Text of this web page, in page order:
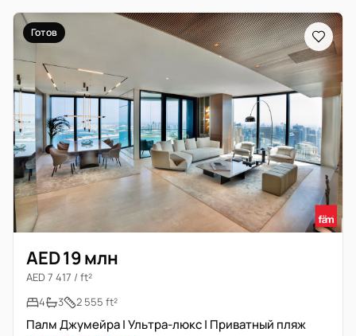
Готов
AED 19 млн
AED 7 417 / ft²
4
3 2 555 ft²
Палм Джумейра | Ультра-люкс | Приватный пляж